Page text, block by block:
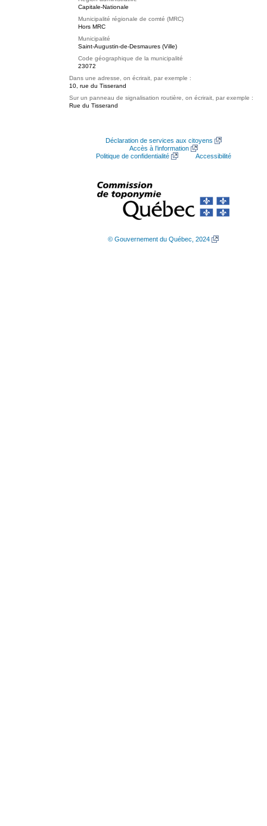
Capitale-Nationale
Municipalité régionale de comté (MRC)
Hors MRC
Municipalité
Saint-Augustin-de-Desmaures (Ville)
Code géographique de la municipalité
23072
Dans une adresse, on écrirait, par exemple :
10, rue du Tisserand
Sur un panneau de signalisation routière, on écrirait, par exemple :
Rue du Tisserand
Déclaration de services aux citoyens
Accès à l’information
Politique de confidentialité
Accessibilité
© Gouvernement du Québec, 2024